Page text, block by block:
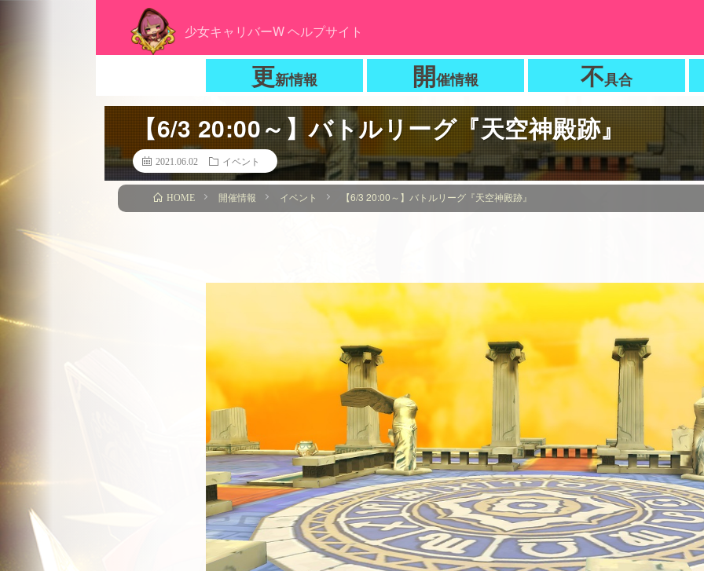
少女キャリバーW ヘルプサイト
更新情報 開催情報 不具合
【6/3 20:00～】バトルリーグ『天空神殿跡』
2021.06.02 イベント
HOME 開催情報 イベント 【6/3 20:00～】バトルリーグ『天空神殿跡』